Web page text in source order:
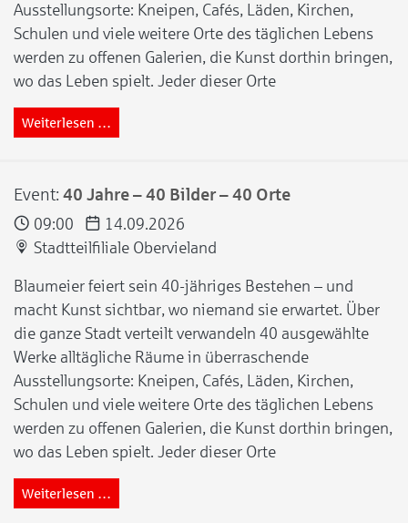
Ausstellungsorte: Kneipen, Cafés, Läden, Kirchen,
Schulen und viele weitere Orte des täglichen Lebens
werden zu offenen Galerien, die Kunst dorthin bringen,
wo das Leben spielt. Jeder dieser Orte
Weiterlesen …
Event: 40 Jahre – 40 Bilder – 40 Orte
09:00
14.09.2026
Stadtteilfiliale Obervieland
Blaumeier feiert sein 40-jähriges Bestehen – und
macht Kunst sichtbar, wo niemand sie erwartet. Über
die ganze Stadt verteilt verwandeln 40 ausgewählte
Werke alltägliche Räume in überraschende
Ausstellungsorte: Kneipen, Cafés, Läden, Kirchen,
Schulen und viele weitere Orte des täglichen Lebens
werden zu offenen Galerien, die Kunst dorthin bringen,
wo das Leben spielt. Jeder dieser Orte
Weiterlesen …